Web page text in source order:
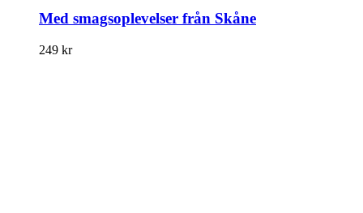
Med smagsoplevelser från Skåne
249 kr